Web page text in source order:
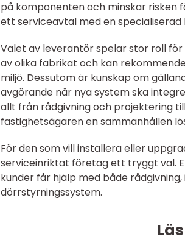
på komponenten och minskar risken
ett serviceavtal med en
Valet av leverantör spelar stor roll
av olika fabrikat och kan
miljö. Dessutom är kunskap om
avgörande när nya system ska
allt från rådgivning och projektering
fastighetsägaren en sammanhållen
För den som vill installera eller
serviceinriktat företag ett tryggt val.
kunder får hjälp med både
dörrstyrningssystem.